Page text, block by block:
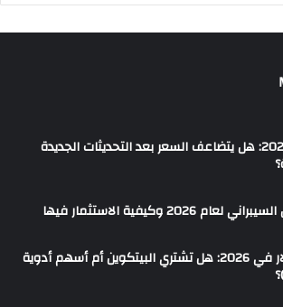
مستقبل إيثريوم 2027: هل يتضاعف السعر بعد التحديثات الجديدة
وكيفية الاستثمار فيها
استثمار 1500 دولار في 2026: هل تشتري البيتكوين أم أسهم أدوية